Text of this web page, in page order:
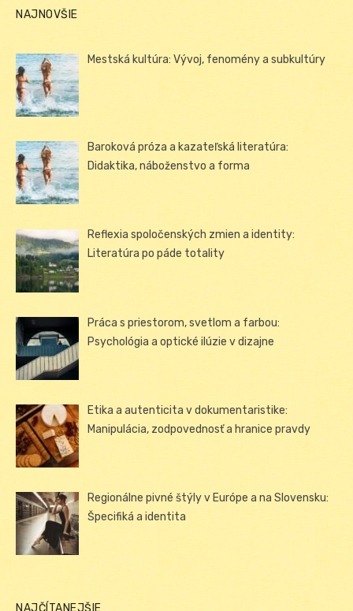
NAJNOVŠIE
Mestská kultúra: Vývoj, fenomény a subkultúry
Baroková próza a kazateľská literatúra:
Didaktika, náboženstvo a forma
Reflexia spoločenských zmien a identity:
Literatúra po páde totality
Práca s priestorom, svetlom a farbou:
Psychológia a optické ilúzie v dizajne
Etika a autenticita v dokumentaristike:
Manipulácia, zodpovednosť a hranice pravdy
Regionálne pivné štýly v Európe a na Slovensku:
Špecifiká a identita